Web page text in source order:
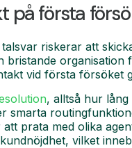
på första
riskerar att
bristande
vid första försöket
, alltså hur
smarta
prata med olika
vilket